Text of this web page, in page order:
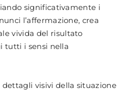
significativamente i
l’affermazione, crea
vivida del risultato
tutti i sensi nella
visivi della situazione